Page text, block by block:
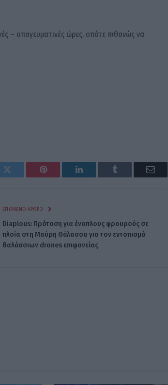
– απογευματινές ώρες, οπότε πιθανώς να
Twitter Pinterest LinkedIn Tumblr Email
ΕΠΌΜΕΝΟ ΆΡΘΡΟ
Diaplous: Πρόταση για ένοπλους φρουρούς σε
πλοία στη Μαύρη Θάλασσα για τον εντοπισμό
θαλάσσιων drones επιφανείας